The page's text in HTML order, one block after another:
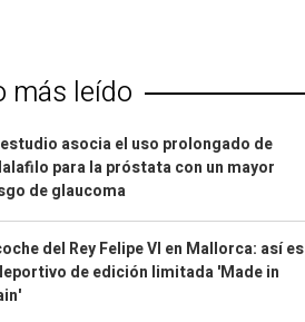
más leído
asocia el uso prolongado de
para la próstata con un mayor
de glaucoma
del Rey Felipe VI en Mallorca: así es
de edición limitada 'Made in